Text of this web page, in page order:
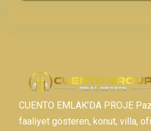
CUENTO EMLAK’DA PROJE
faaliyet gösteren, konut, villa,